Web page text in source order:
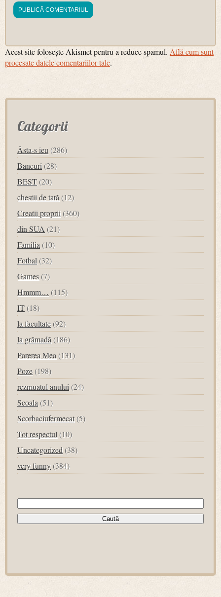
Acest site folosește Akismet pentru a reduce spamul. Află cum sunt
procesate datele comentariilor tale.
Categorii
Ăsta-s ieu (286)
Bancuri (28)
BEST (20)
chestii de tată (12)
Creatii proprii (360)
din SUA (21)
Familia (10)
Fotbal (32)
Games (7)
Hmmm… (115)
IT (18)
la facultate (92)
la grămadă (186)
Parerea Mea (131)
Poze (198)
rezmuatul anului (24)
Scoala (51)
Scorbaciufermecat(5)
Tot respectul (10)
Uncategorized (38)
very funny (384)
Caută
după: